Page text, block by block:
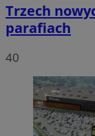
Trzech
parafiach
40